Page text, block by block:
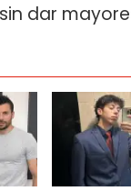
dar